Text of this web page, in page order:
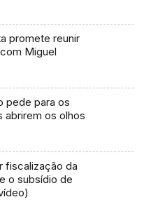
promete reunir
Miguel
pede para os
abrirem os olhos
fiscalização da
o subsídio de